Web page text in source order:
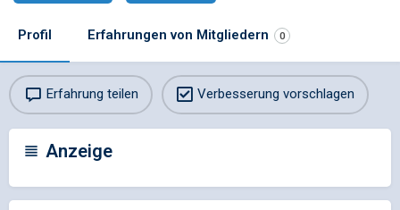
Profil Erfahrungen von Mitgliedern 0
Erfahrung teilen Verbesserung vorschlagen
Anzeige